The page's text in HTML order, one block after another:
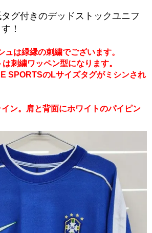
グ付きのデッドストックユニフ
！
は緑縁の刺繍でございます。
刺繍ワッペン型になります。
SPORTSのLサイズタグがミシンされ
ン。肩と背面にホワイトのパイピン